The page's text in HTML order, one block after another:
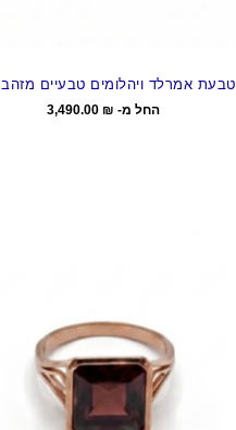
טבעת אמרלד ויהלומים טבעיים מזהב 14K
החל מ- 3,490.00 ₪